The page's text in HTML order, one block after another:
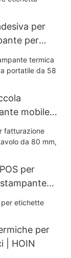
per
per
per
mobile
per
per
| HOIN